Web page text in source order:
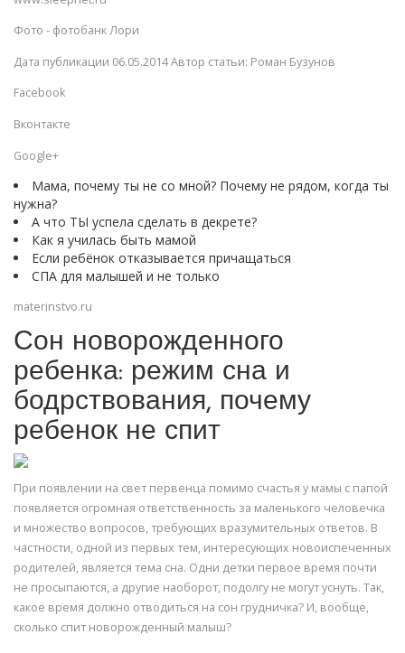
Фото - фотобанк Лори
Дата публикации 06.05.2014 Автор статьи: Роман Бузунов
Facebook
Вконтакте
Google+
Мама, почему ты не со мной? Почему не рядом, когда ты
нужна?
А что ТЫ успела сделать в декрете?
Как я училась быть мамой
Если ребёнок отказывается причащаться
СПА для малышей и не только
materinstvo.ru
Сон новорожденного
ребенка: режим сна и
бодрствования, почему
ребенок не спит
При появлении на свет первенца помимо счастья у мамы с папой
появляется огромная ответственность за маленького человечка
и множество вопросов, требующих вразумительных ответов. В
частности, одной из первых тем, интересующих новоиспеченных
родителей, является тема сна. Одни детки первое время почти
не просыпаются, а другие наоборот, подолгу не могут уснуть. Так,
какое время должно отводиться на сон грудничка? И, вообще,
сколько спит новорожденный малыш?